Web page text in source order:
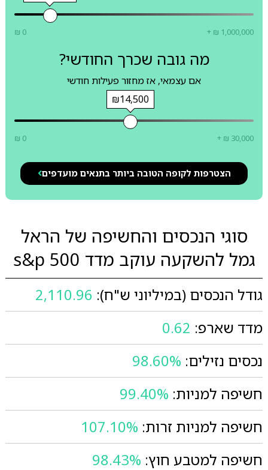
₪ 0 + ₪ 1,000,000
מה גובה שכרך החודשי?
אם עצמאי, אז מחזור פעילות חודשי
₪14,500
₪ 0 + ₪ 30,000
הצטרפות לקופה הטובה ביותר בתנאים מועדפים
סוגי הנכסים והחשיפה של הראל
גמל להשקעה עוקב מדד s&p 500
גודל הנכסים (במיליוני ש"ח): 2,110.96
מדד שארפ: 0.62
נכסים נזילים: 98.60%
חשיפה למניות: 99.40%
חשיפה למניות זרות: 107.10%
חשיפה למטבע חוץ: 98.43%